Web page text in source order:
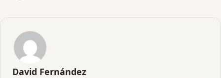
David Fernández